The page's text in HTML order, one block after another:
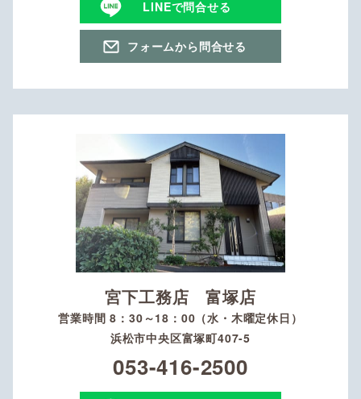
LINEで問合せる
フォームから問合せる
宮下工務店 富塚店
営業時間 8：30～18：00（水・木曜定休日）
浜松市中央区富塚町407-5
053-416-2500